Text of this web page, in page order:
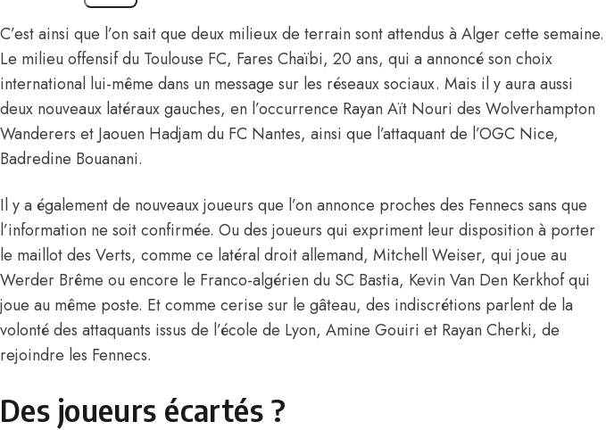
C’est ainsi que l’on sait que deux milieux de terrain sont attendus à Alger cette semaine.
Le milieu offensif du Toulouse FC, Fares Chaïbi, 20 ans, qui a annoncé son choix
international lui-même dans un message sur les réseaux sociaux. Mais il y aura aussi
deux nouveaux latéraux gauches, en l’occurrence Rayan Aït Nouri des Wolverhampton
Wanderers et Jaouen Hadjam du FC Nantes, ainsi que l’attaquant de l’OGC Nice,
Badredine Bouanani.
Il y a également de nouveaux joueurs que l’on annonce proches des Fennecs sans que
l’information ne soit confirmée. Ou des joueurs qui expriment leur disposition à porter
le maillot des Verts, comme ce latéral droit allemand, Mitchell Weiser, qui joue au
Werder Brême ou encore le Franco-algérien du SC Bastia, Kevin Van Den Kerkhof qui
joue au même poste. Et comme cerise sur le gâteau, des indiscrétions parlent de la
volonté des attaquants issus de l’école de Lyon, Amine Gouiri et Rayan Cherki, de
rejoindre les Fennecs.
Des joueurs écartés ?